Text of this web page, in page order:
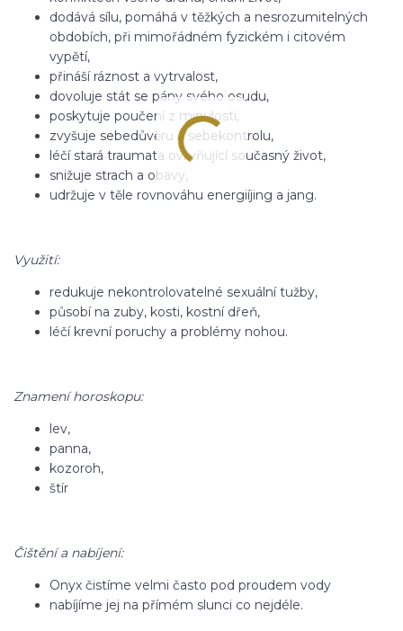
dodává sílu, pomáhá v těžkých a nesrozumitelných
obdobích, při mimořádném fyzickém i citovém
vypětí,
přináší ráznost a vytrvalost,
dovoluje stát se pány svého osudu,
poskytuje poučení z minulosti,
zvyšuje sebedůvěru a sebekontrolu,
léčí stará traumata ovlivňující současný život,
snižuje strach a obavy,
udržuje v těle rovnováhu energiíjing a jang.
Využití:
redukuje nekontrolovatelné sexuální tužby,
působí na zuby, kosti, kostní dřeň,
léčí krevní poruchy a problémy nohou.
Znamení horoskopu:
lev,
panna,
kozoroh,
štír
Čištění a nabíjení:
Onyx čistíme velmi často pod proudem vody
nabíjíme jej na přímém slunci co nejdéle.